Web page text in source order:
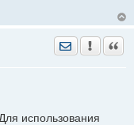
Отправить
использования